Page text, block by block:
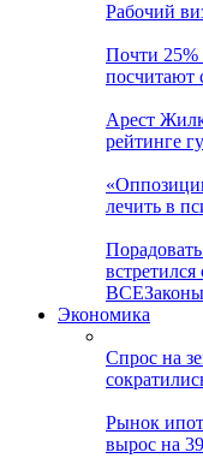
Рабочий
Почти 25%
Арест
рейтинге
лечить в
ВСЕЗаконы
Экономика
Спрос на
Рынок
вырос на